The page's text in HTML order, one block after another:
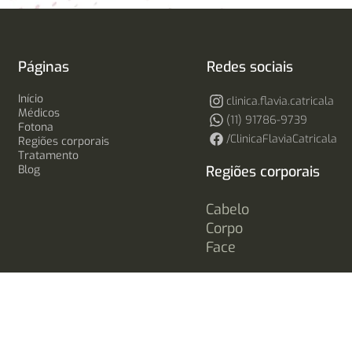
Páginas
Início
Médicos
Fotona
Regiões corporais
Tratamento
Blog
Redes sociais
clinica.flavia.catricala
(11) 91786-9739
/ClinicaFlaviaCatricala
Regiões corporais
Cabelo
Corpo
Face